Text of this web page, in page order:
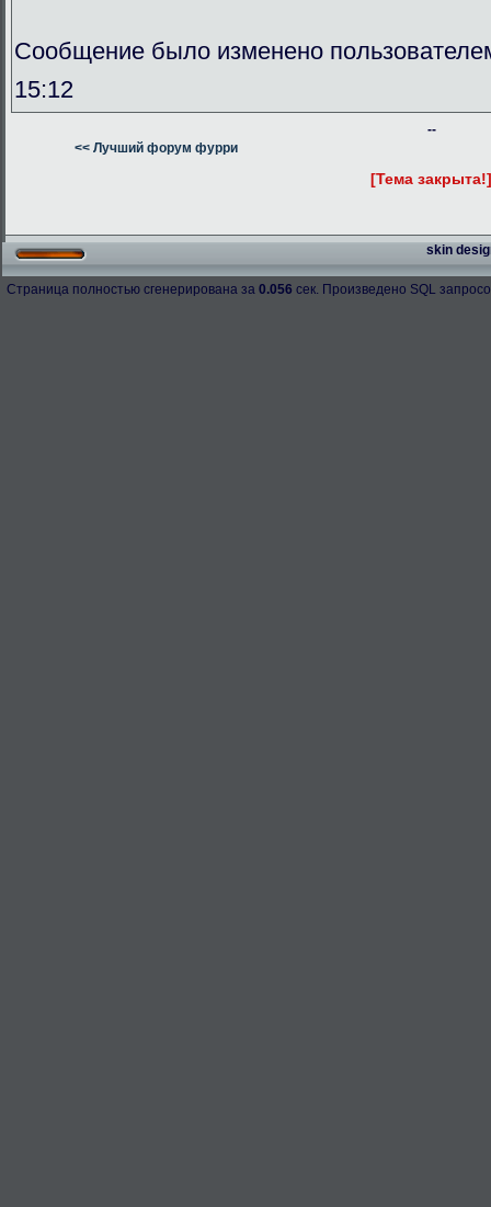
Сообщение было изменено
15:12
--
<< Лучший форум фурри
[Тема
skin
Страница полностью сгенерирована за 0.056 сек. Произведено SQL